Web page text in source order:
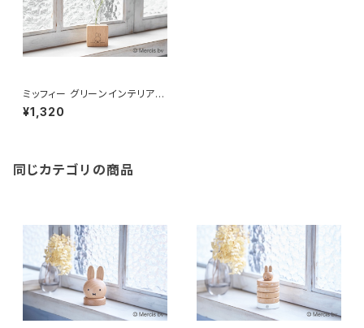
ミッフィー グリーンインテリア
(スクエア)
¥1,320
同じカテゴリの商品